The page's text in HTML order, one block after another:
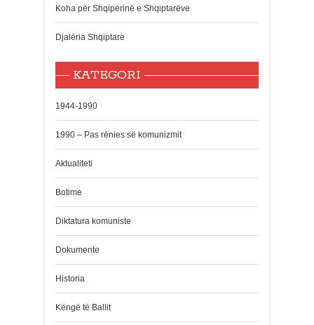
Koha për Shqipërinë e Shqiptarëve
Djalëria Shqiptare
KATEGORI
1944-1990
1990 – Pas rënies së komunizmit
Aktualiteti
Botime
Diktatura komuniste
Dokumente
Historia
Këngë të Ballit